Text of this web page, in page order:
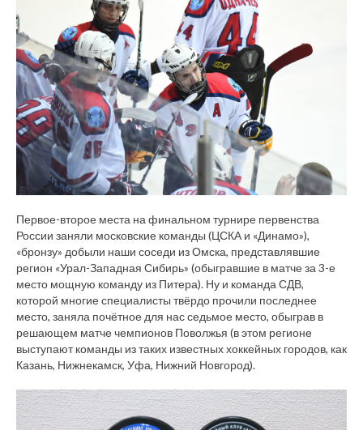
Первое-второе места на финальном турнире первенства
России заняли московские команды (ЦСКА и «Динамо»),
«бронзу» добыли наши соседи из Омска, представлявшие
регион «Урал-Западная Сибирь» (обыгравшие в матче за 3-е
место мощную команду из Питера). Ну и команда СДВ,
которой многие специалисты твёрдо прочили последнее
место, заняла почётное для нас седьмое место, обыграв в
решающем матче чемпионов Поволжья (в этом регионе
выступают команды из таких известных хоккейных городов, как
Казань, Нижнекамск, Уфа, Нижний Новгород).